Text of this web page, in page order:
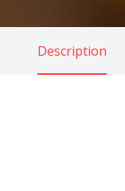
Description